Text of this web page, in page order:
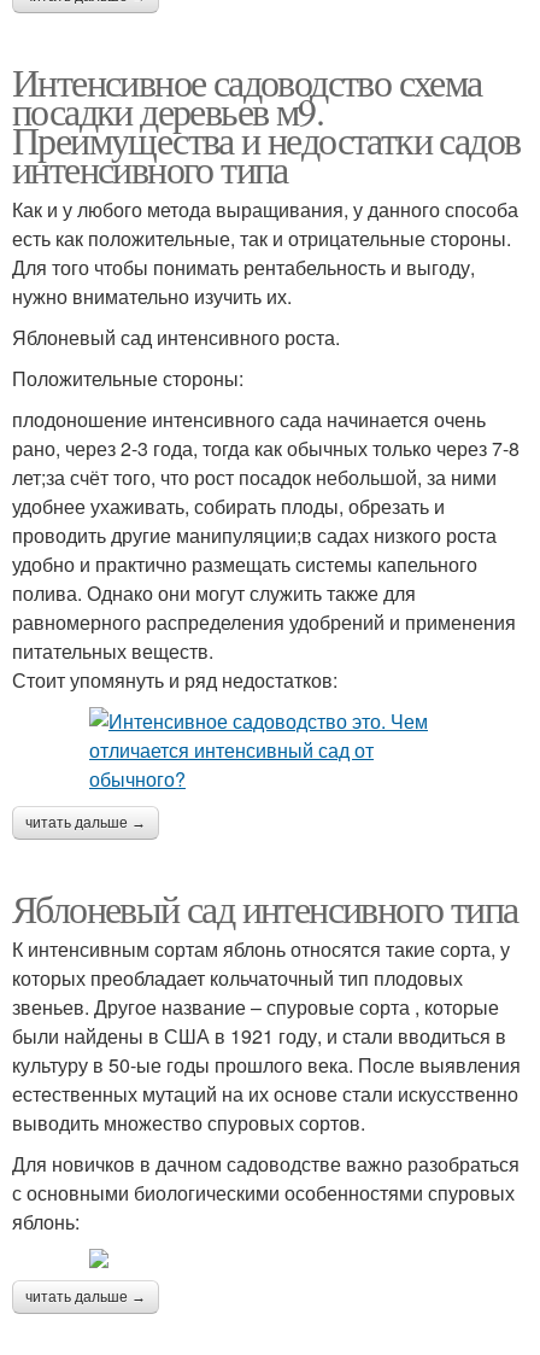
Интенсивное садоводство схема
посадки деревьев м9.
Преимущества и недостатки садов
интенсивного типа
Как и у любого метода выращивания, у данного способа
есть как положительные, так и отрицательные стороны.
Для того чтобы понимать рентабельность и выгоду,
нужно внимательно изучить их.
Яблоневый сад интенсивного роста.
Положительные стороны:
плодоношение интенсивного сада начинается очень
рано, через 2-3 года, тогда как обычных только через 7-8
лет;за счёт того, что рост посадок небольшой, за ними
удобнее ухаживать, собирать плоды, обрезать и
проводить другие манипуляции;в садах низкого роста
удобно и практично размещать системы капельного
полива. Однако они могут служить также для
равномерного распределения удобрений и применения
питательных веществ.
Стоит упомянуть и ряд недостатков:
читать дальше →
Яблоневый сад интенсивного типа
К интенсивным сортам яблонь относятся такие сорта, у
которых преобладает кольчаточный тип плодовых
звеньев. Другое название – спуровые сорта , которые
были найдены в США в 1921 году, и стали вводиться в
культуру в 50-ые годы прошлого века. После выявления
естественных мутаций на их основе стали искусственно
выводить множество спуровых сортов.
Для новичков в дачном садоводстве важно разобраться
с основными биологическими особенностями спуровых
яблонь:
читать дальше →